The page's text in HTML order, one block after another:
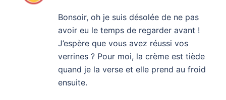
Bonsoir, oh je suis désolée de ne pas
avoir eu le temps de regarder avant !
J’espère que vous avez réussi vos
verrines ? Pour moi, la crème est tiède
quand je la verse et elle prend au froid
ensuite.